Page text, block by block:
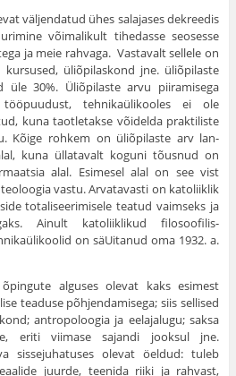
väljendatud ühes salajases dekreedis
võimalikult tihedasse seosesse
ja meie rahvaga. Vastavalt sellele on
üliõpilaskond jne. üliõpilaste
30%. Üliõpilaste arvu piiramisega
teh­nikaülikooles ei ole
kuna taotletakse võidelda praktiliste
Kõige rohkem on üliõpilaste arv lan­
kuna üllatavalt koguni tõusnud on
alal. Esimesel alal on see vist
vastu. Arvatavasti on katoliiklik
totaliseerimisele teatud vaimseks ja
Ainult katoliiklikud filosoofilis-
on säUitanud oma 1932. a.
alguses olevat kaks esimest
teaduse põhjendamisega; siis sellised
antropoloogia ja eelajalugu; saksa
eriti viimase sajandi jooksul jne.
sissejuhatuses olevat öeldud: tuleb
juurde, teenida riiki ja rahvast,